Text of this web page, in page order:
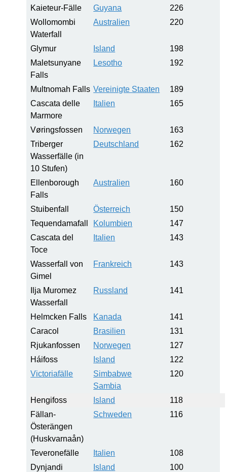
Kaieteur-Fälle Guyana
226
Wollomombi
Waterfall
Australien 220
Glymur Island
198
Maletsunyane
Falls
Lesotho 192
Multnomah Falls Vereinigte Staaten
189
Cascata delle
Marmore
Italien 165
Vøringsfossen Norwegen
163
Triberger
Wasserfälle (in
10 Stufen)
Deutschland 162
Ellenborough
Falls
Australien 160
Stuibenfall Österreich
150
Tequendamafall
Kolumbien
147
Cascata del
Toce
Italien 143
Wasserfall von
Gimel
Frankreich 143
Ilja Muromez
Wasserfall
Russland 141
Helmcken Falls Kanada
141
Caracol
Brasilien
131
Rjukanfossen
Norwegen
127
Háifoss
Island
122
Victoriafälle
Simbabwe
Sambia
120
Hengifoss Island
118
Fällan-
Österängen
(Huskvarnaån)
Schweden 116
Teveronefälle Italien
108
Dynjandi
Island
100